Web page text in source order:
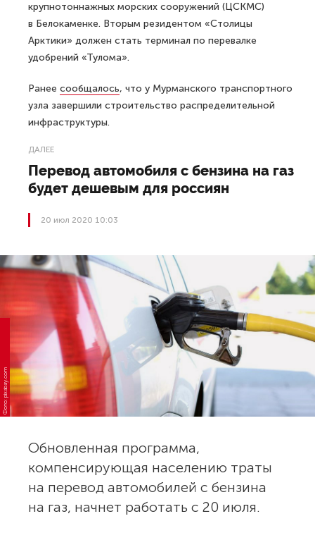
крупнотоннажных морских сооружений (ЦСКМС)
в Белокаменке. Вторым резидентом «Столицы
Арктики» должен стать терминал по перевалке
удобрений «Тулома».
Ранее сообщалось, что у Мурманского транспортного
узла завершили строительство распределительной
инфраструктуры.
ДАЛЕЕ
Перевод автомобиля с бензина на газ
будет дешевым для россиян
20 июл 2020 10:03
Фото: pixabay.com
Обновленная программа,
компенсирующая населению траты
на перевод автомобилей с бензина
на газ, начнет работать с 20 июля.